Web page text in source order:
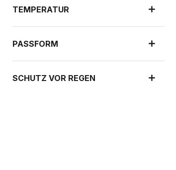
TEMPERATUR
PASSFORM
SCHUTZ VOR REGEN